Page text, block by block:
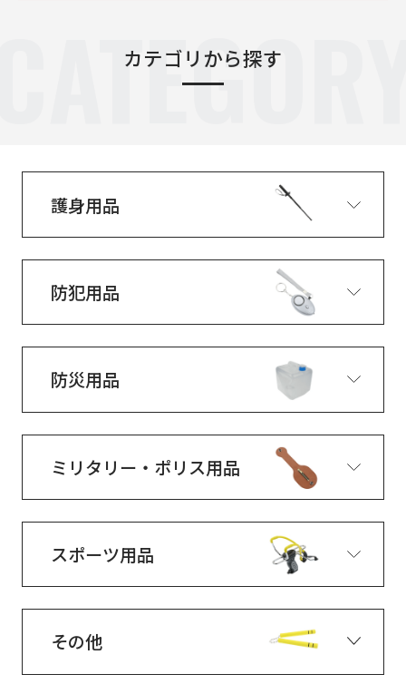
カテゴリから探す
護身用品
防犯用品
防災用品
ミリタリー・ポリス用品
スポーツ用品
その他